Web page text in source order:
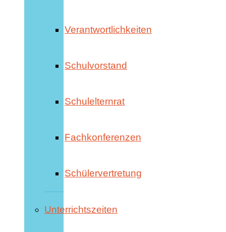
Verantwortlichkeiten
Schulvorstand
Schulelternrat
Fachkonferenzen
Schülervertretung
Unterrichtszeiten